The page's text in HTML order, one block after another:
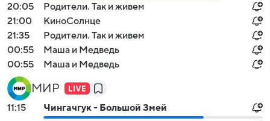
20:05
Родители. Так и живем
21:00
КиноСолнце
21:35
Родители. Так и живем
00:55
Маша и Медведь
00:55
Маша и Медведь
МИР
11:15
Чингачгук - Большой Змей